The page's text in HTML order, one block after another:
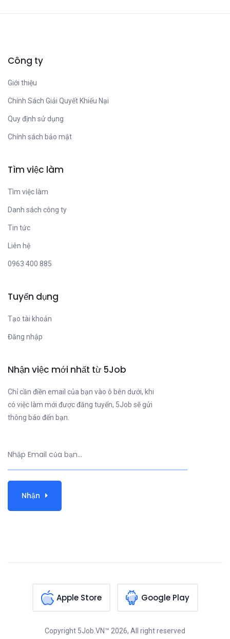
Công ty
Giới thiệu
Chính Sách Giải Quyết Khiếu Nại
Quy định sử dụng
Chính sách bảo mật
Tìm việc làm
Tìm việc làm
Danh sách công ty
Tin tức
Liên hệ
0963 400 885
Tuyển dụng
Tạo tài khoản
Đăng nhập
Nhận việc mới nhất từ 5Job
Chỉ cần điền email của bạn vào ô bên dưới, khi
có việc làm mới được đăng tuyển, 5Job sẽ gửi
thông báo đến bạn.
Nhận
Apple Store Google Play
Copyright 5Job.VN™ 2026, All right reserved